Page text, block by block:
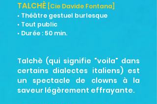
TALCHÈ [Cie Davide Fontana]
• Théâtre gestuel burlesque
• Tout public
• Durée : 50 min.
Talchè (qui signifie "voila" dans
certains dialectes italiens) est
un spectacle de clowns à la
saveur légèrement effrayante.